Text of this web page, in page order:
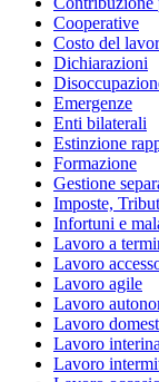
Cooperative
Costo del
Dichiarazioni
Emergenze
Enti bilaterali
Estinzione
Formazione
Gestione
Imposte,
Infortuni e
Lavoro a
Lavoro
Lavoro agile
Lavoro
Lavoro
Lavoro
Lavoro